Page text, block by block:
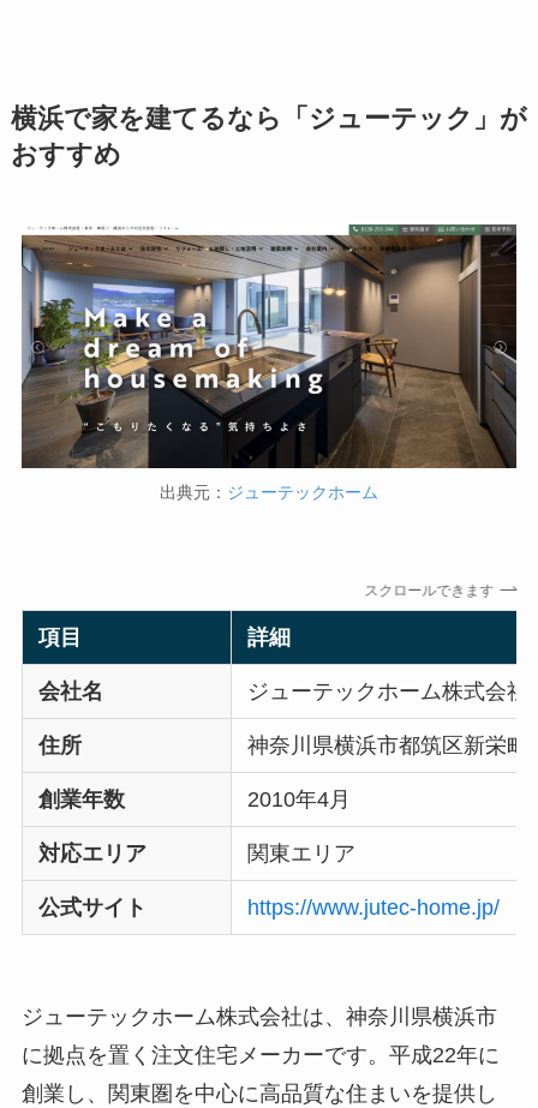
横浜で家を建てるなら「ジューテック」が
おすすめ
出典元： ジューテックホーム
スクロールできます
項目 詳細
会社名 ジューテックホーム株式会社
住所 神奈川県横浜市都筑区新栄町
創業年数 2010年4月
対応エリア 関東エリア
公式サイト https://www.jutec-home.jp/
ジューテックホーム株式会社は、神奈川県横浜市
に拠点を置く注文住宅メーカーです。平成22年に
創業し、関東圏を中心に高品質な住まいを提供し